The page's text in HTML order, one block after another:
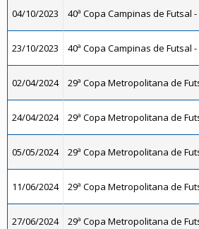
04/10/2023 40ª Copa Campinas de Futsal -
23/10/2023 40ª Copa Campinas de Futsal -
02/04/2024 29ª Copa Metropolitana de
24/04/2024 29ª Copa Metropolitana de
05/05/2024 29ª Copa Metropolitana de
11/06/2024 29ª Copa Metropolitana de
27/06/2024 29ª Copa Metropolitana de